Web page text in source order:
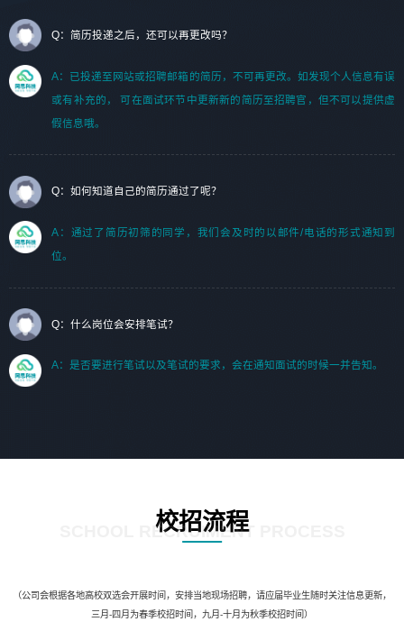
Q：简历投递之后，还可以再更改吗？
A：已投递至网站或招聘邮箱的简历，不可再更改。如发现个人信息有误
或有补充的， 可在面试环节中更新新的简历至招聘官，但不可以提供虚
假信息哦。
Q：如何知道自己的简历通过了呢？
A：通过了简历初筛的同学，我们会及时的以邮件/电话的形式通知到
位。
Q：什么岗位会安排笔试？
A：是否要进行笔试以及笔试的要求，会在通知面试的时候一并告知。
校招流程
SCHOOL RECRUIMENT PROCESS
（公司会根据各地高校双选会开展时间，安排当地现场招聘，请应届毕业生随时关注信息更新，
三月-四月为春季校招时间，九月-十月为秋季校招时间）